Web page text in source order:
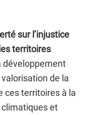
sur l’injustice
territoires
développement
de la
ces territoires à la
et